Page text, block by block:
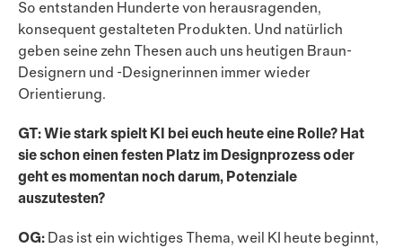
So ent­standen Hunderte von herausragenden,
konsequent gestalteten Produkten. Und natürlich
geben seine zehn Thesen auch uns heutigen Braun-
Designern und -Designerinnen immer wieder
Orientierung.
GT: Wie stark spielt KI bei euch heute eine Rolle? Hat
sie schon einen festen Platz im Designprozess oder
geht es momentan noch darum, Potenziale
auszutesten?
OG: Das ist ein wichtiges Thema, weil KI heute beginnt,